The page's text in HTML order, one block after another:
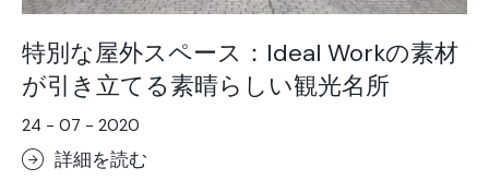
特別な屋外スペース：Ideal Workの素材
が引き立てる素晴らしい観光名所
24 - 07 - 2020
詳細を読む